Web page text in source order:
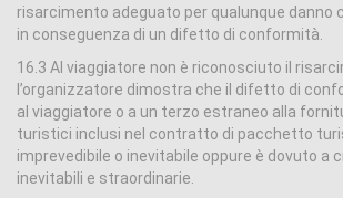
risarcimento adeguato per qualunque danno
in conseguenza di un difetto di conformità.
16.3 Al viaggiatore non è riconosciuto il
l’organizzatore dimostra che il difetto di
al viaggiatore o a un terzo estraneo alla
turistici inclusi nel contratto di pacchetto
imprevedibile o inevitabile oppure è dovuto a
inevitabili e straordinarie.